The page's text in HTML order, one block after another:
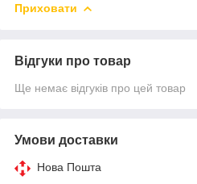
Приховати
Відгуки про товар
Ще немає відгуків про цей товар
Умови доставки
Нова Пошта